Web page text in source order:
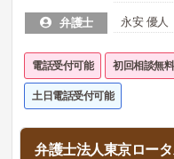
弁護士 永安 優人
電話受付可能 初回相談無料
土日電話受付可能
弁護士法人東京ロー